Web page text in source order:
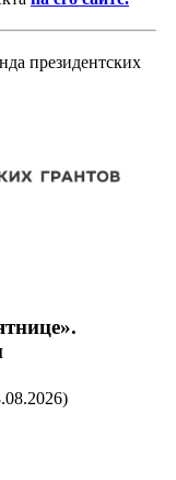
президентских